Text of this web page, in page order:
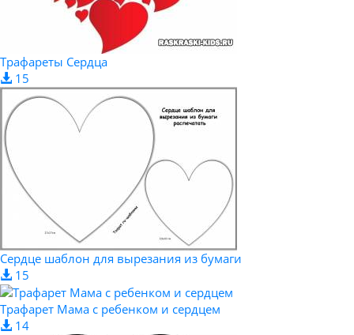
Трафареты Сердца
15
Сердце шаблон для вырезания из бумаги
15
Трафарет Мама с ребенком и сердцем
14